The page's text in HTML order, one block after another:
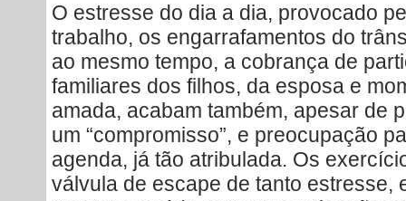
O estresse do dia a dia, provocado
trabalho, os engarrafamentos do
ao mesmo tempo, a cobrança de
familiares dos filhos, da esposa e
amada, acabam também, apesar de
um “compromisso”, e preocupação
agenda, já tão atribulada. Os
válvula de escape de tanto estresse,